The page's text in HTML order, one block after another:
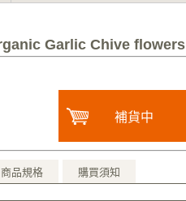
Garlic Chive flowers
補貨中
商品規格 購買須知